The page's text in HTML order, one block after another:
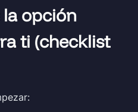
opción
ti (checklist